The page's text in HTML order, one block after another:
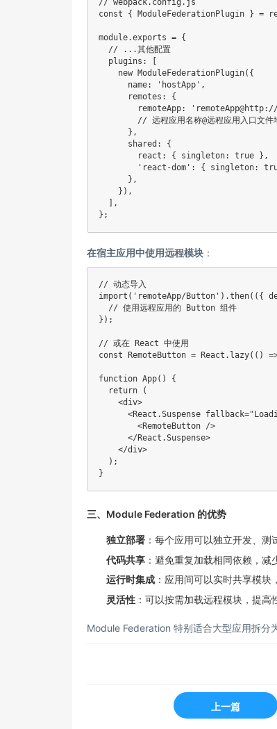
// webpack.config.js
const
{ ModuleFederationPlugin } =
module.exports = {
// ...其他配置
plugins :
new ModuleFederationPlugin( {
name: 'hostApp' ,
remotes :
{
remoteApp:
// 远程应用名称@远程应用入口文件
} ,
shared :
{
react : { singleton: true } ,
'react-dom' : { singleton:
} ,
} ) ,
,
} ;
在宿主应用中使用远程模块 ：
// 动态导入
import ( 'remoteApp/Button' ) .then( ( {
// 使用远程应用的 Button 组件
} ) ;
// 或在 React 中使用
const RemoteButton = React . lazy( ( )
function App( )
{
return
(
<div>
<React .Suspense fallback=
<RemoteButton />
</ React .Suspense>
</div>
) ;
}
三、Module Federation 的优势
独立部署 ：每个应用可以独立开发、测
代码共享 ：避免重复加载相同依赖，减
运行时集成 ：应用间可以实时共享模块
灵活性 ：可以按需加载远程模块，提高
Module Federation 特别适合大型应用拆分
上一篇